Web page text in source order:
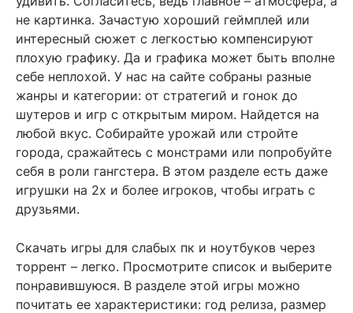
не картинка. Зачастую хороший геймплей или
интересный сюжет с легкостью компенсируют
плохую графику. Да и графика может быть вполне
себе неплохой. У нас на сайте собраны разные
жанры и категории: от стратегий и гонок до
шутеров и игр с открытым миром. Найдется на
любой вкус. Собирайте урожай или стройте
города, сражайтесь с монстрами или попробуйте
себя в роли гангстера. В этом разделе есть даже
игрушки на 2х и более игроков, чтобы играть с
друзьями.
Скачать игры для слабых пк и ноутбуков через
торрент – легко. Просмотрите список и выберите
понравившуюся. В разделе этой игры можно
почитать ее характеристики: год релиза, размер